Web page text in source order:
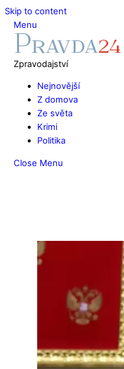
Skip to content
Menu
Zpravodajství
Nejnovější
Z domova
Ze světa
Krimi
Politika
Close Menu